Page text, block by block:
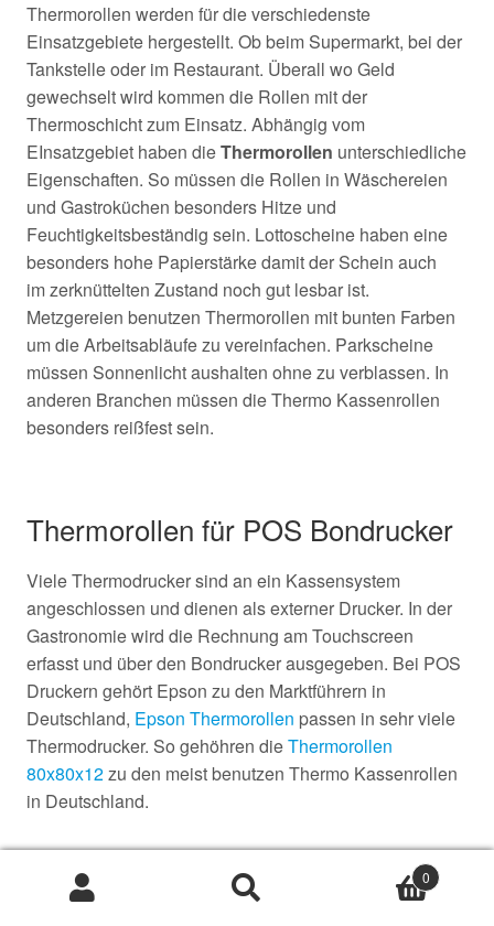
Thermorollen werden für die verschiedenste
Einsatzgebiete hergestellt. Ob beim Supermarkt, bei der
Tankstelle oder im Restaurant. Überall wo Geld
gewechselt wird kommen die Rollen mit der
Thermoschicht zum Einsatz. Abhängig vom
EInsatzgebiet haben dieThermorollen unterschiedliche
Eigenschaften. So müssen die Rollen in Wäschereien
und Gastroküchen besonders Hitze und
Feuchtigkeitsbeständig sein. Lottoscheine haben eine
besonders hohe Papierstärke damit der Schein auch
imzerknüttelten Zustand noch gut lesbar ist.
Metzgereien benutzen Thermorollen mit bunten Farben
um die Arbeitsabläufe zu vereinfachen. Parkscheine
müssen Sonnenlicht aushalten ohne zu verblassen. In
anderen Branchen müssen die Thermo Kassenrollen
besonders reißfest sein.
Thermorollen für POS Bondrucker
Viele Thermodrucker sind an ein Kassensystem
angeschlossen und dienen als externer Drucker. In der
Gastronomie wird die Rechnung am Touchscreen
erfasst und über den Bondrucker ausgegeben. Bei POS
Druckern gehört Epson zu den Marktführern in
Deutschland, Epson Thermorollen passen in sehr viele
Thermodrucker. So gehöhren dieThermorollen
80x80x12zu den meist benutzen Thermo Kassenrollen
in Deutschland.
Thermorollen für EC Terminals
0